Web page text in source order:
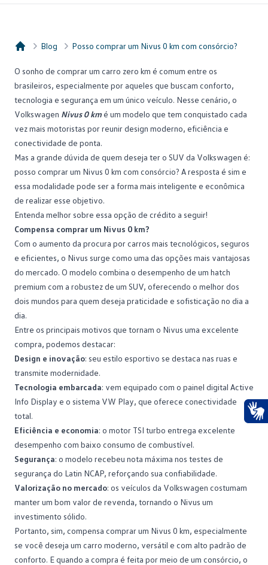
Blog Posso comprar um Nivus 0 km com consórcio?
O sonho de comprar um carro zero km é comum entre os
brasileiros, especialmente por aqueles que buscam conforto,
tecnologia e segurança em um único veículo. Nesse cenário, o
Volkswagen Nivus 0 kmé um modelo que tem conquistado cada
vez mais motoristas por reunir design moderno, eficiência e
conectividade de ponta.
Mas a grande dúvida de quem deseja ter o SUV da Volkswagen é:
posso comprar um Nivus 0 km com consórcio? A resposta é sim e
essa modalidade pode ser a forma mais inteligente e econômica
de realizar esse objetivo.
Entenda melhor sobre essa opção de crédito a seguir!
Compensa comprar um Nivus 0 km?
Com o aumento da procura por carros mais tecnológicos, seguros
e eficientes, o Nivus surge como uma das opções mais vantajosas
do mercado. O modelo combina o desempenho de um hatch
premium com a robustez de um SUV, oferecendo o melhor dos
dois mundos para quem deseja praticidade e sofisticação no dia a
dia.
Entre os principais motivos que tornam o Nivus uma excelente
compra, podemos destacar:
Design e inovação: seu estilo esportivo se destaca nas ruas e
transmite modernidade.
Tecnologia embarcada: vem equipado com o painel digital Active
Info Display e o sistema VW Play, que oferece conectividade
total.
Eficiência e economia: o motor TSI turbo entrega excelente
desempenho com baixo consumo de combustível.
Segurança: o modelo recebeu nota máxima nos testes de
segurança do Latin NCAP, reforçando sua confiabilidade.
Valorização no mercado: os veículos da Volkswagen costumam
manter um bom valor de revenda, tornando o Nivus um
investimento sólido.
Portanto, sim, compensa comprar um Nivus 0 km, especialmente
se você deseja um carro moderno, versátil e com alto padrão de
conforto. E quando a compra é feita por meio de um consórcio, o